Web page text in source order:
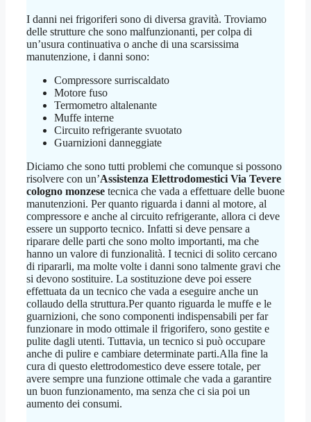
I danni nei frigoriferi sono di diversa gravità. Troviamo
delle strutture che sono malfunzionanti, per colpa di
un’usura continuativa o anche di una scarsissima
manutenzione, i danni sono:
Compressore surriscaldato
Motore fuso
Termometro altalenante
Muffe interne
Circuito refrigerante svuotato
Guarnizioni danneggiate
Diciamo che sono tutti problemi che comunque si possono
risolvere con un’Assistenza Elettrodomestici Via Tevere
cologno monzese tecnica che vada a effettuare delle buone
manutenzioni. Per quanto riguarda i danni al motore, al
compressore e anche al circuito refrigerante, allora ci deve
essere un supporto tecnico. Infatti si deve pensare a
riparare delle parti che sono molto importanti, ma che
hanno un valore di funzionalità. I tecnici di solito cercano
di ripararli, ma molte volte i danni sono talmente gravi che
si devono sostituire. La sostituzione deve poi essere
effettuata da un tecnico che vada a eseguire anche un
collaudo della struttura.Per quanto riguarda le muffe e le
guarnizioni, che sono componenti indispensabili per far
funzionare in modo ottimale il frigorifero, sono gestite e
pulite dagli utenti. Tuttavia, un tecnico si può occupare
anche di pulire e cambiare determinate parti.Alla fine la
cura di questo elettrodomestico deve essere totale, per
avere sempre una funzione ottimale che vada a garantire
un buon funzionamento, ma senza che ci sia poi un
aumento dei consumi.